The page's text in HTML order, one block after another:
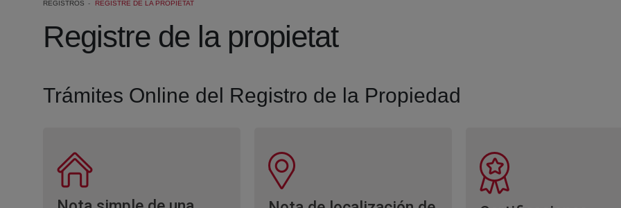
REGISTROS REGISTRE DE LA PROPIETAT
Registre de la propietat
Trámites Online del Registro de la Propiedad